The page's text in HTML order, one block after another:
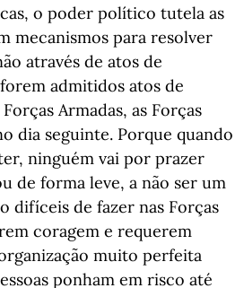
o poder político tutela as
mecanismos para resolver
através de atos de
admitidos atos de
Armadas, as Forças
dia seguinte. Porque quando
ninguém vai por prazer
de forma leve, a não ser um
difíceis de fazer nas Forças
coragem e requerem
muito perfeita
ponham em risco até